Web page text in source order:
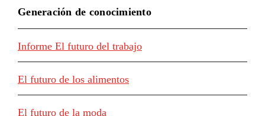
Generación de conocimiento
Informe El futuro del trabajo
El futuro de los alimentos
El futuro de la moda